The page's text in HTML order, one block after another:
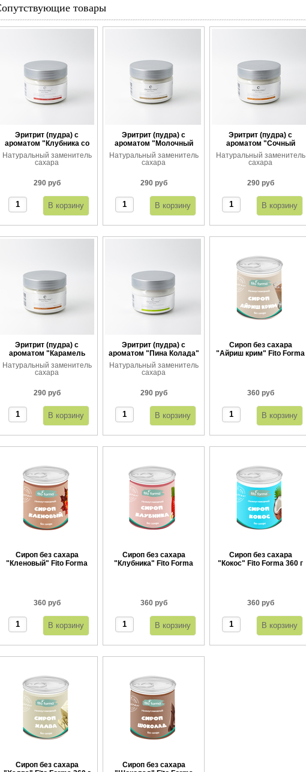
товары
Эритрит (пудра) с
ароматом "Клубника со
сливками"
Натуральный заменитель
сахара
290 руб
Эритрит (пудра) с
ароматом "Молочный
шоколад"
Натуральный заменитель
сахара
290 руб
Эритрит (пудра) с
ароматом "Сочный
апельсин"
Натуральный заменитель
сахара
290 руб
Эритрит (пудра) с
ароматом "Карамель
тоффи"
Натуральный заменитель
сахара
290 руб
Эритрит (пудра) с
ароматом "Пина Колада"
Натуральный заменитель
сахара
290 руб
Сироп без сахара
"Айриш крим" Fito Forma
360 руб
Сироп без сахара
"Кленовый" Fito Forma
360 руб
Сироп без сахара
"Клубника" Fito Forma
360 руб
Сироп без сахара
"Кокос" Fito Forma 360 г
360 руб
Сироп без сахара
Сироп без сахара